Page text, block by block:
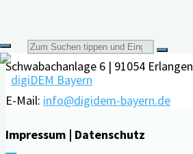
Suchen
nach:
bei
Demenz"
Schwabachanlage 6 | 91054 Erlangen
E-Mail: info@digidem-bayern.de
Impressum | Datenschutz